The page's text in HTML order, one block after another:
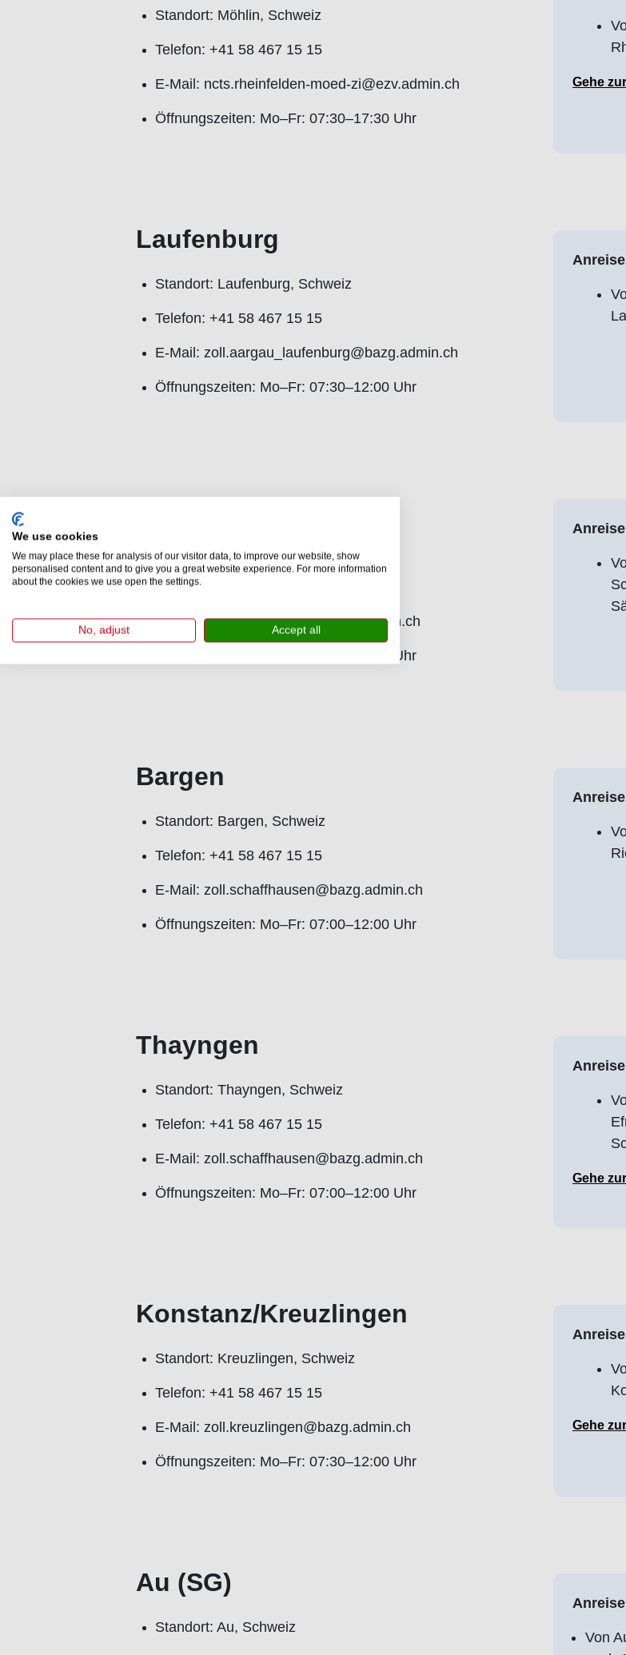
Standort: Möhlin, Schweiz
Telefon: +41 58 467 15 15
E-Mail: ncts.rheinfelden-moed-zi@ezv.admin.ch
Öffnungszeiten: Mo–Fr: 07:30–17:30 Uhr
Gehe
Laufenburg
Standort: Laufenburg, Schweiz
Telefon: +41 58 467 15 15
E-Mail: zoll.aargau_laufenburg@bazg.admin.ch
Öffnungszeiten: Mo–Fr: 07:30–12:00 Uhr
Anreise
Standort: Stein AG, Schweiz
Telefon: +41 58 467 15 15
E-Mail: zoll.aargau_stein@bazg.admin.ch
Öffnungszeiten: Mo–Fr: 07:30–12:00 Uhr
Anreise
Bargen
Standort: Bargen, Schweiz
Telefon: +41 58 467 15 15
E-Mail: zoll.schaffhausen@bazg.admin.ch
Öffnungszeiten: Mo–Fr: 07:00–12:00 Uhr
Anreise
Thayngen
Standort: Thayngen, Schweiz
Telefon: +41 58 467 15 15
E-Mail: zoll.schaffhausen@bazg.admin.ch
Öffnungszeiten: Mo–Fr: 07:00–12:00 Uhr
Anreise
Gehe
Konstanz/Kreuzlingen
Standort: Kreuzlingen, Schweiz
Telefon: +41 58 467 15 15
E-Mail: zoll.kreuzlingen@bazg.admin.ch
Öffnungszeiten: Mo–Fr: 07:30–12:00 Uhr
Anreise
Gehe
Au (SG)
Standort: Au, Schweiz
Anreise
Von
We use cookies
We may place these for analysis of our visitor data, to improve our website, show
personalised content and to give you a great website experience. For more information
about the cookies we use open the settings.
No, adjust Accept all